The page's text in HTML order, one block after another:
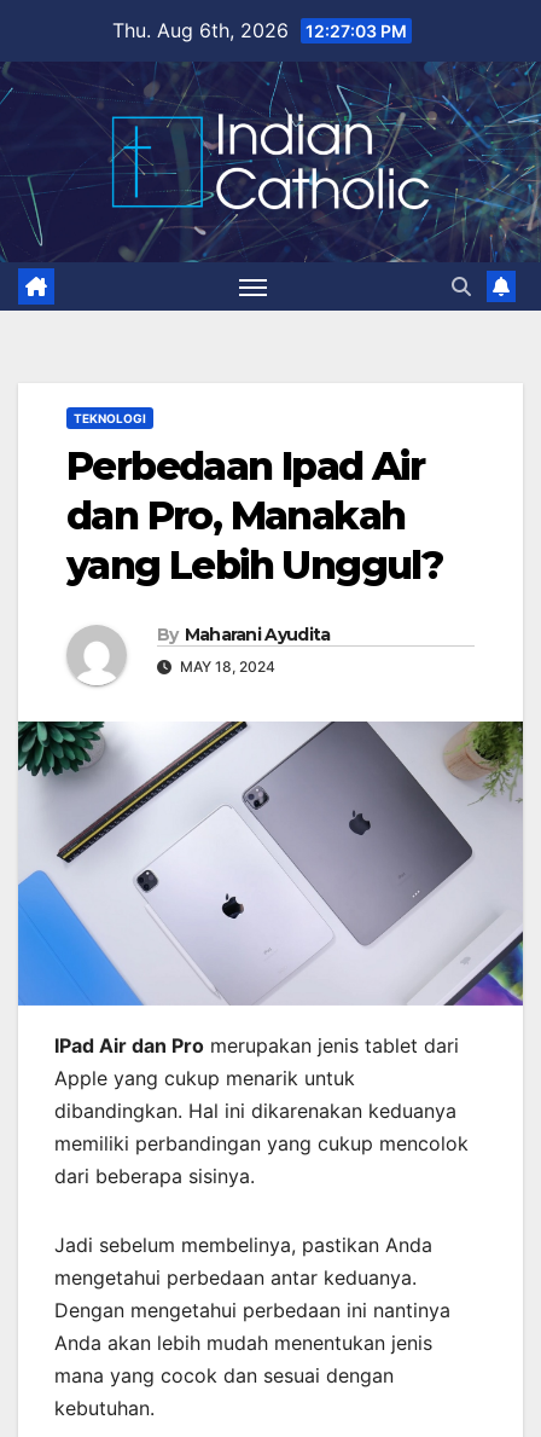
content
Thu. Aug 6th, 2026 12:27:04 PM
TEKNOLOGI
Perbedaan Ipad Air
dan Pro, Manakah
yang Lebih Unggul?
By Maharani Ayudita
MAY 18, 2024
IPad Air dan Pro merupakan jenis tablet dari
Apple yang cukup menarik untuk
dibandingkan. Hal ini dikarenakan keduanya
memiliki perbandingan yang cukup mencolok
dari beberapa sisinya.
Jadi sebelum membelinya, pastikan Anda
mengetahui perbedaan antar keduanya.
Dengan mengetahui perbedaan ini nantinya
Anda akan lebih mudah menentukan jenis
mana yang cocok dan sesuai dengan
kebutuhan.